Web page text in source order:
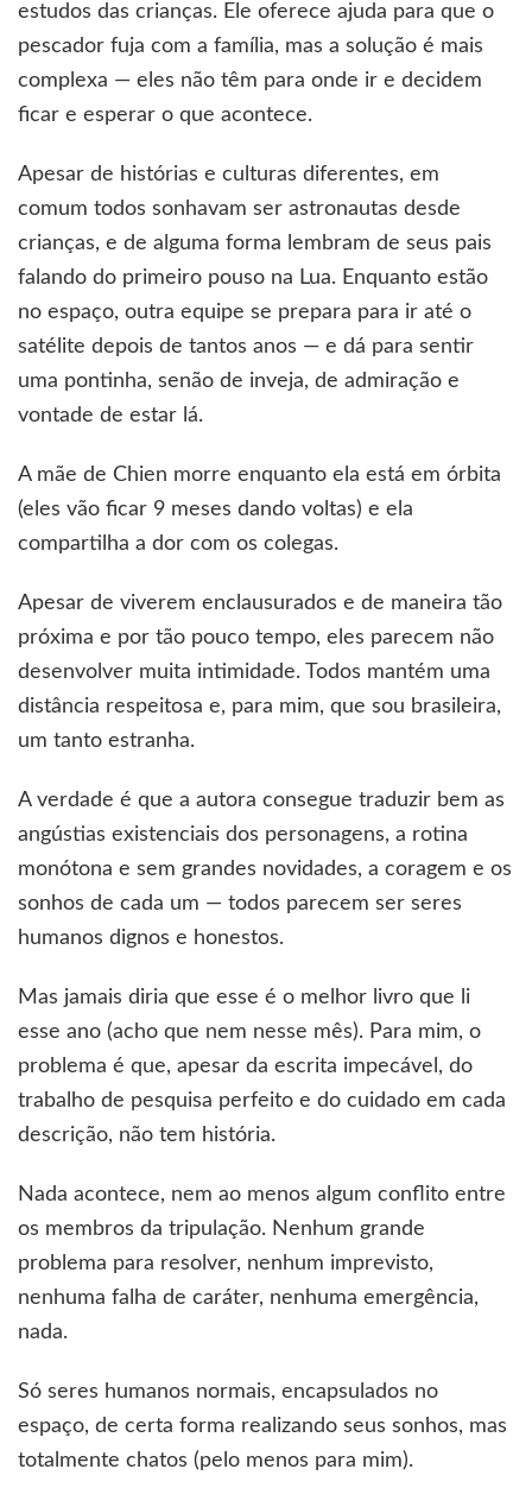
estudos das crianças. Ele oferece ajuda para que o
pescador fuja com a família, mas a solução é mais
complexa — eles não têm para onde ir e decidem
ficar e esperar o que acontece.
Apesar de histórias e culturas diferentes, em
comum todos sonhavam ser astronautas desde
crianças, e de alguma forma lembram de seus pais
falando do primeiro pouso na Lua. Enquanto estão
no espaço, outra equipe se prepara para ir até o
satélite depois de tantos anos — e dá para sentir
uma pontinha, senão de inveja, de admiração e
vontade de estar lá.
A mãe de Chien morre enquanto ela está em órbita
(eles vão ficar 9 meses dando voltas) e ela
compartilha a dor com os colegas.
Apesar de viverem enclausurados e de maneira tão
próxima e por tão pouco tempo, eles parecem não
desenvolver muita intimidade. Todos mantém uma
distância respeitosa e, para mim, que sou brasileira,
um tanto estranha.
A verdade é que a autora consegue traduzir bem as
angústias existenciais dos personagens, a rotina
monótona e sem grandes novidades, a coragem e os
sonhos de cada um — todos parecem ser seres
humanos dignos e honestos.
Mas jamais diria que esse é o melhor livro que li
esse ano (acho que nem nesse mês). Para mim, o
problema é que, apesar da escrita impecável, do
trabalho de pesquisa perfeito e do cuidado em cada
descrição, não tem história.
Nada acontece, nem ao menos algum conflito entre
os membros da tripulação. Nenhum grande
problema para resolver, nenhum imprevisto,
nenhuma falha de caráter, nenhuma emergência,
nada.
Só seres humanos normais, encapsulados no
espaço, de certa forma realizando seus sonhos, mas
totalmente chatos (pelo menos para mim).